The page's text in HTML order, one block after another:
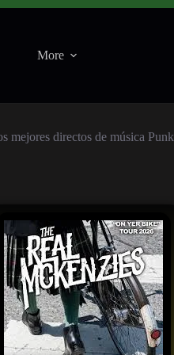
More
mejores directos de música Punk